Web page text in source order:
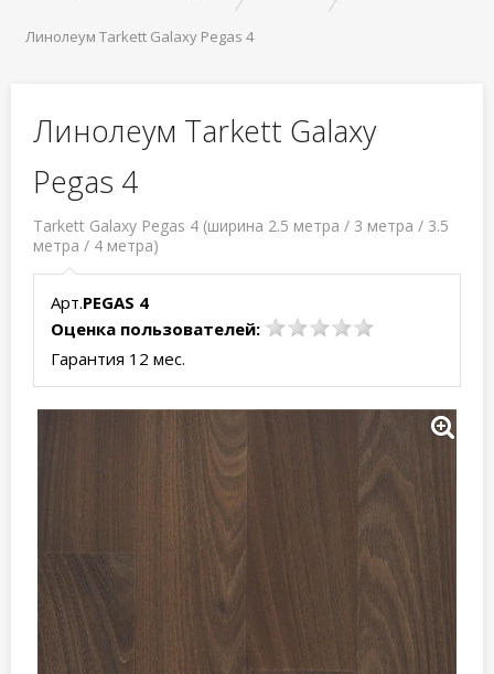
Линолеум Tarkett Galaxy Pegas 4
Линолеум Tarkett Galaxy
Pegas 4
Tarkett Galaxy Pegas 4 (ширина 2.5 метра / 3 метра / 3.5
метра / 4 метра)
Арт.PEGAS 4
Оценка пользователей:
Гарантия 12 мес.